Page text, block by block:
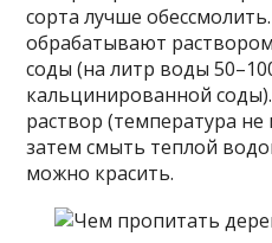
сорта лучше
обрабатывают
соды (на литр воды
кальцинированной
раствор (температура
затем смыть теплой
можно красить.